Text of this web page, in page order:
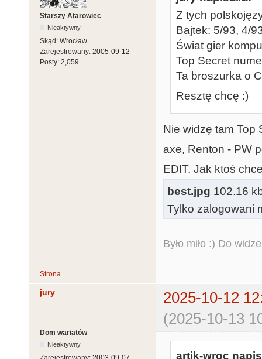
Starszy Atarowiec
Nieaktywny
Skąd: Wrocław
Zarejestrowany: 2005-09-12
Posty: 2,059
Z tych
Bajtek: 5/93, 4/
Świat gier
Top Secret
Ta broszurka o
Resztę chcę :)
Nie widzę tam Top
axe, Renton - PW
EDIT. Jak ktoś
best.jpg 102.16
Tylko zalogowani
Było miło :) Do
Strona
jury
2025-10-12
(2025-10-13
Dom wariatów
Nieaktywny
artik-wroc